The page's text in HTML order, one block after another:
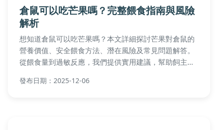
倉鼠可以吃芒果嗎？完整餵食指南與風險
解析
想知道倉鼠可以吃芒果嗎？本文詳細探討芒果對倉鼠的
營養價值、安全餵食方法、潛在風險及常見問題解答。
從餵食量到過敏反應，我們提供實用建議，幫助飼主做
避免常見錯誤。
發布日期：2025-12-06